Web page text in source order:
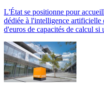
L'État se positionne pour
dédiée à l'intelligence artificielle
d'euros de capacités de calcul si